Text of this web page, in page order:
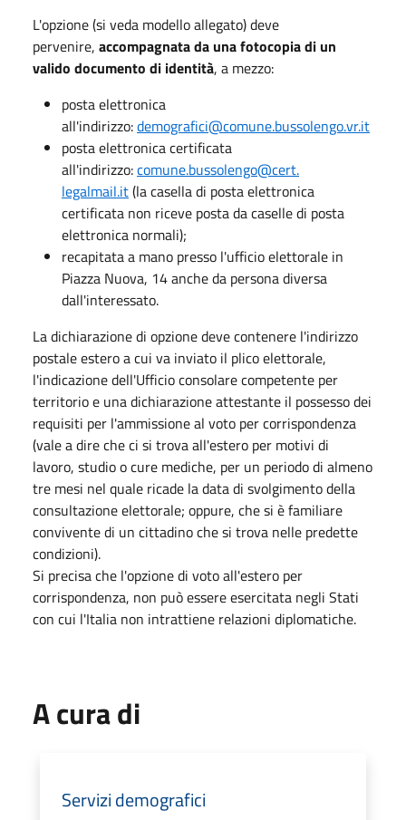
L'opzione (si veda modello allegato) deve
pervenire, accompagnata da una fotocopia di un
valido documento di identità, a mezzo:
posta elettronica
all'indirizzo:demografici@comune.bussolengo.vr.it
posta elettronica certificata
all'indirizzo:comune.bussolengo@cert.
legalmail.it(la casella di posta elettronica
certificata non riceve posta da caselle di posta
elettronica normali);
recapitata a mano presso l'ufficio elettorale in
Piazza Nuova, 14 anche da persona diversa
dall'interessato.
La dichiarazione di opzione deve contenere l'indirizzo
postale estero a cui va inviato il plico elettorale,
l'indicazione dell'Ufficio consolare competente per
territorio e una dichiarazione attestante il possesso dei
requisiti per l'ammissione al voto per corrispondenza
(vale a dire che ci si trova all'estero per motivi di
lavoro, studio o cure mediche, per un periodo di almeno
tre mesi nel quale ricade la data di svolgimento della
consultazione elettorale; oppure, che si è familiare
convivente di un cittadino che si trova nelle predette
condizioni).
Si precisa che l'opzione di voto all'estero per
corrispondenza, non può essere esercitata negli Stati
con cui l'Italia non intrattiene relazioni diplomatiche.
A cura di
Servizi demografici